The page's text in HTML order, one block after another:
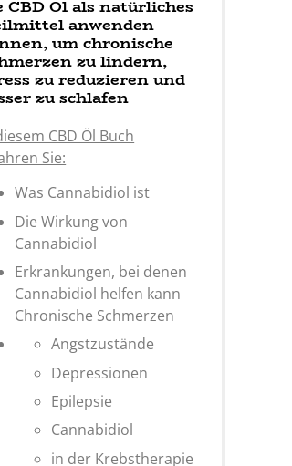
CBD Öl als natürliches
anwenden
um chronische
zu lindern,
zu reduzieren und
zu schlafen
CBD Öl Buch
Sie:
Was Cannabidiol ist
Die Wirkung von
Cannabidiol
Erkrankungen, bei denen
Cannabidiol helfen kann
Chronische Schmerzen
Angstzustände
Depressionen
Epilepsie
Cannabidiol
in der Krebstherapie